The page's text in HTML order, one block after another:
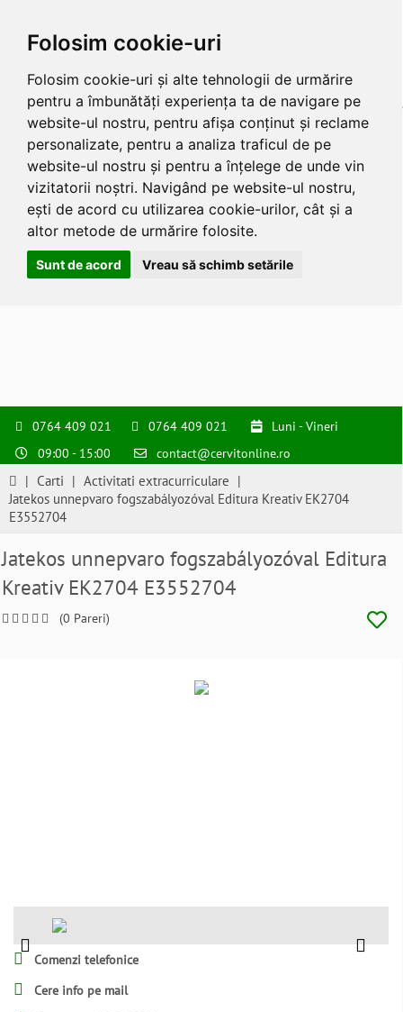
Folosim cookie-uri
Folosim cookie-uri și alte tehnologii de urmărire
pentru a îmbunătăți experiența ta de navigare pe
website-ul nostru, pentru afișa conținut și reclame
personalizate, pentru a analiza traficul de pe
website-ul nostru și pentru a înțelege de unde vin
vizitatorii noștri. Navigând pe website-ul nostru,
ești de acord cu utilizarea cookie-urilor, cât și a
altor metode de urmărire folosite.
Sunt de acord Vreau să schimb setările
0764 409 021 0764 409 021
Luni - Vineri
09:00 - 15:00
contact@cervitonline.ro
| Carti | Activitati extracurriculare |
Jatekos unnepvaro fogszabályozóval Editura Kreativ EK2704
E3552704
Jatekos unnepvaro fogszabályozóval Editura
Kreativ EK2704 E3552704
(0 Pareri)
Comenzi telefonice
Cere info pe mail